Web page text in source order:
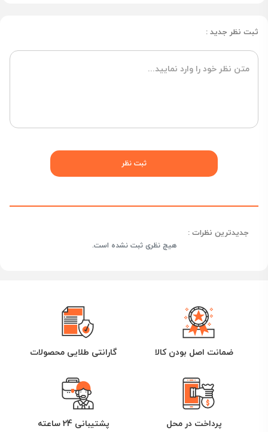
ثبت نظر جدید :
جدیدترین نظرات :
هیچ نظری ثبت نشده است.
ضمانت اصل بودن کالا گارانتی طلایی محصولات
پرداخت در محل پشتیبانی 24 ساعته